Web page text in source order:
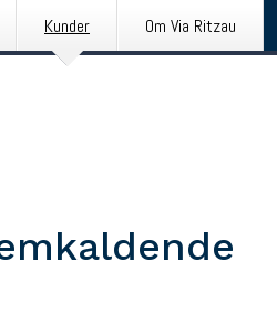
Kunder Om Via Ritzau